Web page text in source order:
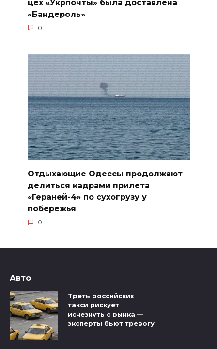
цех «Укрпочты» была доставлена
«Бандероль»
0
Отдыхающие Одессы продолжают
делиться кадрами прилета
«Гераней-4» по сухогрузу у
побережья
0
Авто
Треть российских
такси рискует
исчезнуть с рынка —
эксперты бьют тревогу